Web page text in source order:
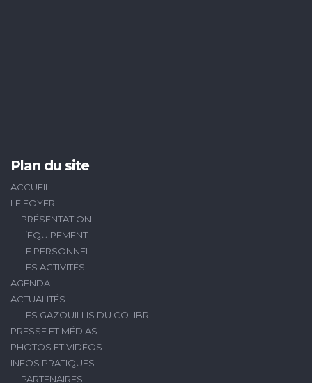
Plan du site
ACCUEIL
LE FOYER
PRÉSENTATION
L’ÉQUIPEMENT
LE PERSONNEL
LES ACTIVITÉS
AGENDA
ACTUALITÉS
LES GAZOUILLIS DU COLIBRI
PRESSE ET MÉDIAS
PHOTOS ET VIDÉOS
INFOS PRATIQUES
PARTENAIRES